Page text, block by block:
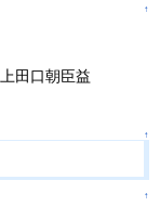
↑
田口朝臣益
↑
↑